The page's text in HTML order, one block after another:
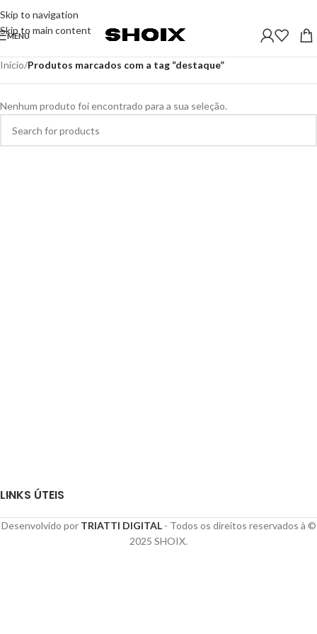
Skip to navigation
Skip to main content
MENU
Início/Produtos marcados com a tag “destaque”
Nenhum produto foi encontrado para a sua seleção.
LINKS ÚTEIS
Desenvolvido por TRIATTI DIGITAL- Todos os direitos reservados à ©
2025 SHOIX.